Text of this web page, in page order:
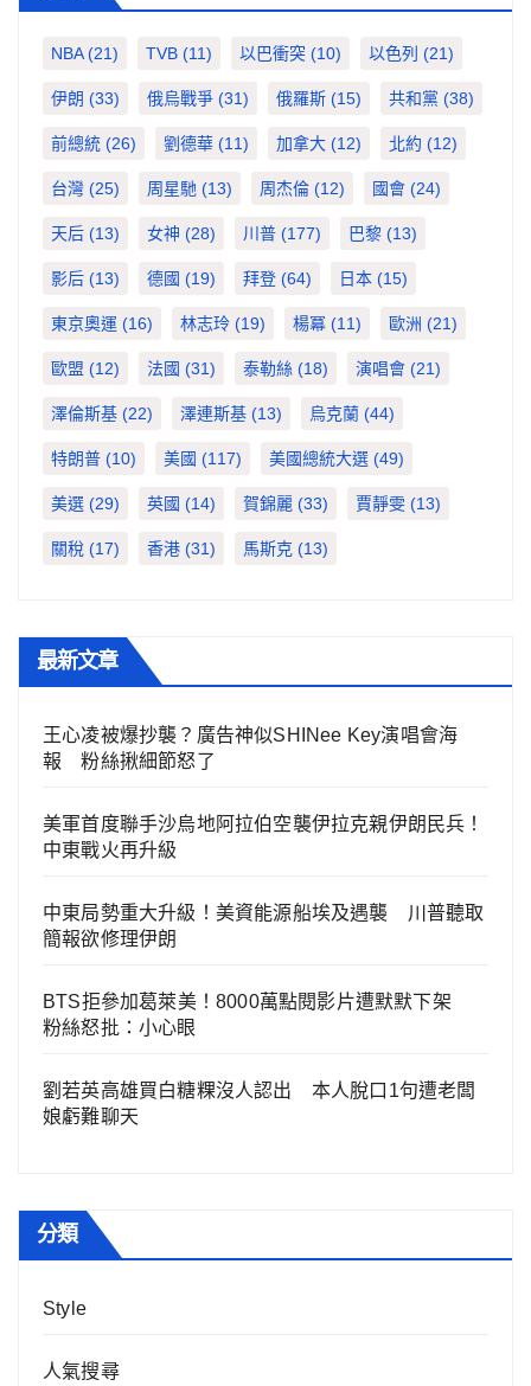
NBA(21) TVB (11) 以巴衝突 (10) 以色列 (21)
伊朗 (33) 俄烏戰爭 (31) 俄羅斯 (15) 共和黨 (38)
前總統 (26) 劉德華 (11) 加拿大 (12) 北約 (12)
台灣 (25) 周星馳 (13) 周杰倫 (12) 國會 (24)
天后 (13) 女神 (28) 川普 (177) 巴黎 (13)
影后 (13) 德國 (19) 拜登 (64) 日本 (15)
東京奧運 (16) 林志玲 (19) 楊冪 (11) 歐洲 (21)
歐盟 (12) 法國 (31) 泰勒絲 (18) 演唱會 (21)
澤倫斯基 (22) 澤連斯基 (13) 烏克蘭 (44)
特朗普 (10) 美國 (117) 美國總統大選 (49)
美選 (29) 英國 (14) 賀錦麗 (33) 賈靜雯 (13)
關稅 (17) 香港 (31) 馬斯克 (13)
最新文章
王心凌被爆抄襲？廣告神似SHINee Key演唱會海
報 粉絲揪細節怒了
美軍首度聯手沙烏地阿拉伯空襲伊拉克親伊朗民兵！
中東戰火再升級
中東局勢重大升級！美資能源船埃及遇襲 川普聽取
簡報欲修理伊朗
BTS拒參加葛萊美！8000萬點閱影片遭默默下架
粉絲怒批：小心眼
劉若英高雄買白糖粿沒人認出 本人脫口1句遭老闆
娘虧難聊天
分類
Style
人氣搜尋